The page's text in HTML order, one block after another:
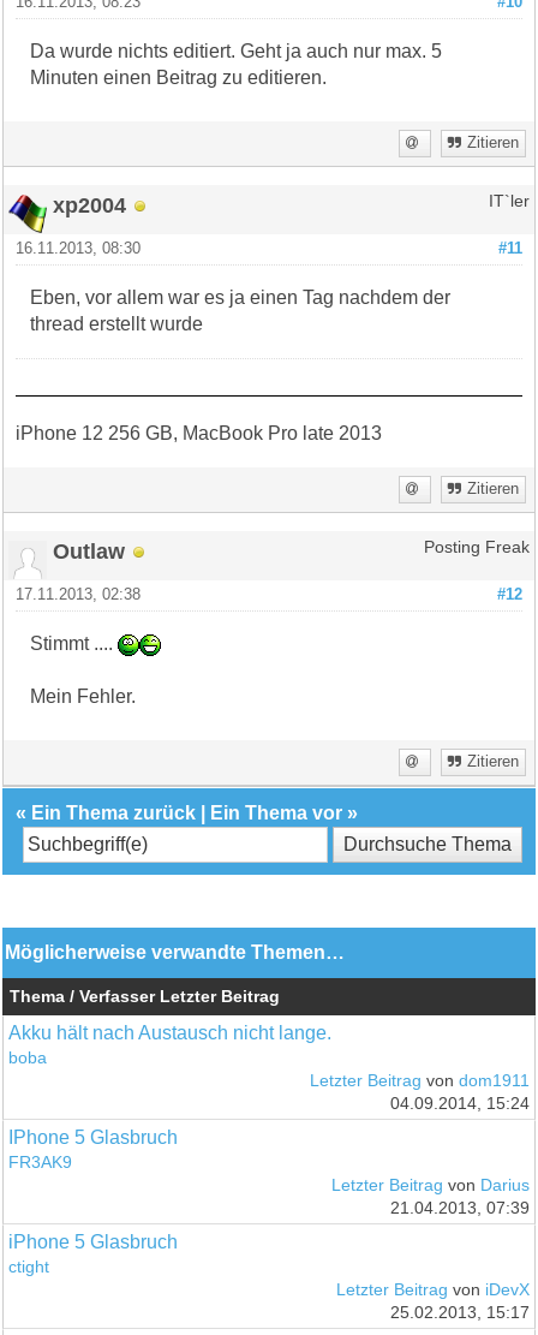
Da wurde nichts editiert. Geht ja auch nur max. 5
Minuten einen Beitrag zu editieren.
Zitieren
xp2004 IT`ler
#11
16.11.2013, 08:30
Eben, vor allem war es ja einen Tag nachdem der
thread erstellt wurde
iPhone 12 256 GB, MacBook Pro late 2013
Zitieren
Outlaw Posting Freak
#12
17.11.2013, 02:38
Stimmt ....
Mein Fehler.
Zitieren
« Ein Thema zurück Ein Thema vor »
Möglicherweise verwandte Themen…
Thema / Verfasser Letzter Beitrag
Akku hält nach Austausch nicht lange.
boba
Letzter Beitrag von dom1911
04.09.2014, 15:24
IPhone 5 Glasbruch
FR3AK9
Letzter Beitrag von Darius
21.04.2013, 07:39
iPhone 5 Glasbruch
ctight
Letzter Beitrag von iDevX
25.02.2013, 15:17